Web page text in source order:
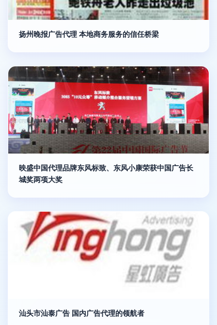
扬州晚报广告代理 本地商务服务的信任桥梁
映盛中国代理品牌东风标致、东风小康荣获中国广告长
城奖两项大奖
汕头市汕泰广告 国内广告代理的领航者